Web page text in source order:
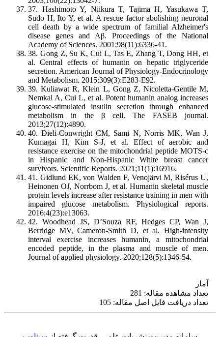
37. Hashimoto Y, Niikura T, Tajima H, Yasukawa T,
Sudo H, Ito Y, et al. A rescue factor abolishing neuronal
cell death by a wide spectrum of familial Alzheimer's
disease genes and Aβ. Proceedings of the National
Academy of Sciences. 2001;98(11):6336-41.
38. Gong Z, Su K, Cui L, Tas E, Zhang T, Dong HH, et
al. Central effects of humanin on hepatic triglyceride
secretion. American Journal of Physiology-Endocrinology
and Metabolism. 2015;309(3):E283-E92.
39. Kuliawat R, Klein L, Gong Z, Nicoletta-Gentile M,
Nemkal A, Cui L, et al. Potent humanin analog increases
glucose-stimulated insulin secretion through enhanced
metabolism in the β cell. The FASEB journal.
2013;27(12):4890.
40. Dieli-Conwright CM, Sami N, Norris MK, Wan J,
Kumagai H, Kim S-J, et al. Effect of aerobic and
resistance exercise on the mitochondrial peptide MOTS-c
in Hispanic and Non-Hispanic White breast cancer
survivors. Scientific Reports. 2021;11(1):16916.
41. Gidlund EK, von Walden F, Venojärvi M, Risérus U,
Heinonen OJ, Norrbom J, et al. Humanin skeletal muscle
protein levels increase after resistance training in men with
impaired glucose metabolism. Physiological reports.
2016;4(23):e13063.
42. Woodhead JS, D’Souza RF, Hedges CP, Wan J,
Berridge MV, Cameron-Smith D, et al. High-intensity
interval exercise increases humanin, a mitochondrial
encoded peptide, in the plasma and muscle of men.
Journal of applied physiology. 2020;128(5):1346-54.
آمار
تعداد مشاهده مقاله: 281
تعداد دریافت فایل اصل مقاله: 105